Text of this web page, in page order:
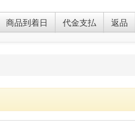
商品到着日 代金支払 返品